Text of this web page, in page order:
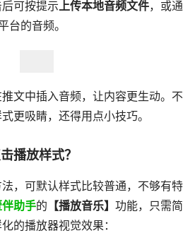
可按提示上传本地音频文件，或通
台的音频。
文中插入音频，让内容更生动。不
更吸睛，还得用点小技巧。
播放样式？
，可默认样式比较普通，不够有特
助手的 【播放音乐】 功能，只需简
的播放器视觉效果：